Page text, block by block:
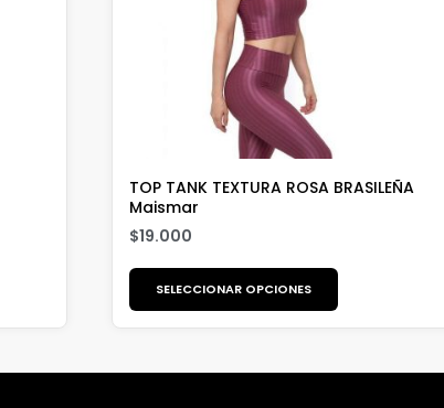
TOP TANK TEXTURA ROSA BRASILEÑA
Maismar
$19.000
SELECCIONAR OPCIONES